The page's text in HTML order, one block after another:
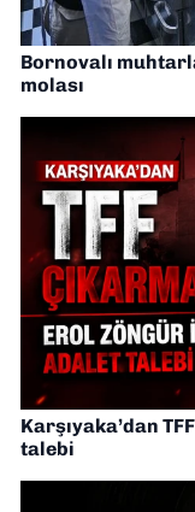
Bornovalı
molası
Karşıyaka’dan
talebi